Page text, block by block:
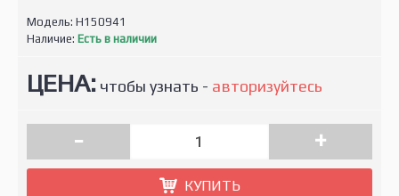
Модель: H150941
Наличие: Есть в наличии
ЦЕНА: чтобы узнать - авторизуйтесь
- +
КУПИТЬ